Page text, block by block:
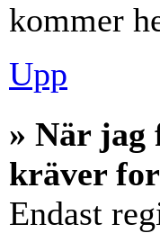
kommer
Upp
» När jag
kräver
Endast